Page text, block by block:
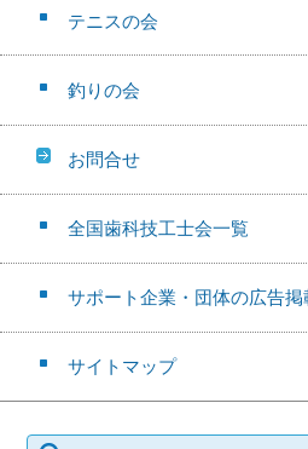
テニスの会
釣りの会
お問合せ
全国歯科技工士会一覧
サポート企業・団体の広告掲
サイトマップ